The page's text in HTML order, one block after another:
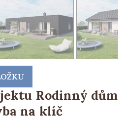
Rodinný dům
na klíč